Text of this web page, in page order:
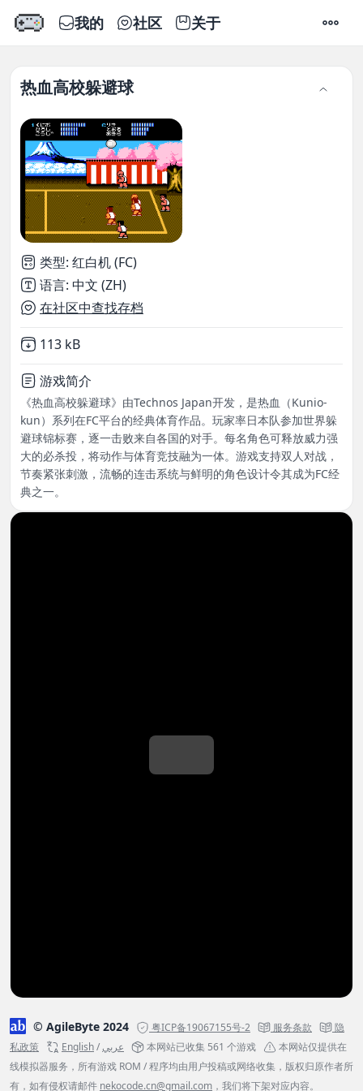
我的 社区 关于 设置
热血高校躲避球
类型: 红白机 (FC)
语言: 中文 (ZH)
在社区中查找存档
Not downloaded
113 kB
游戏简介
《热血高校躲避球》由Technos Japan开发，是热血（Kunio-
kun）系列在FC平台的经典体育作品。玩家率日本队参加世界躲
避球锦标赛，逐一击败来自各国的对手。每名角色可释放威力强
大的必杀投，将动作与体育竞技融为一体。游戏支持双人对战，
节奏紧张刺激，流畅的连击系统与鲜明的角色设计令其成为FC经
典之一。
© AgileByte 2024 粤ICP备19067155号-2 服务条款
隐
私政策
English/عربي 本网站已收集 561 个游戏
本网站仅提供在
线模拟器服务，所有游戏 ROM / 程序均由用户投稿或网络收集，版权归原作者所
有，如有侵权请邮件 nekocode.cn@gmail.com ，我们将下架对应内容。